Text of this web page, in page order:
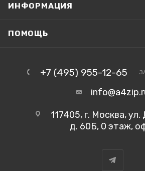
ИНФОРМАЦИЯ
ПОМОЩЬ
+7 (495) 955-12-65
117405, г. Москва,
д. 60Б, 0 этаж,